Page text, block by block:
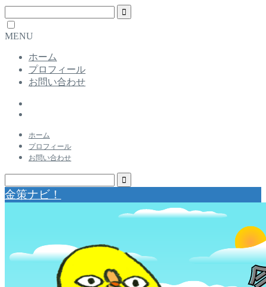
MENU
ホーム
プロフィール
お問い合わせ
ホーム
プロフィール
お問い合わせ
金策ナビ！